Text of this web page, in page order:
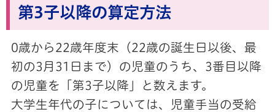
第3子以降の算定方法
0歳から22歳年度末（22歳の誕生日以後、最
初の3月31日まで）の児童のうち、3番目以降
の児童を「第3子以降」と数えます。
大学生年代の子については、児童手当の受給